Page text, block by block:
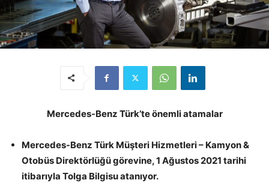
Mercedes-Benz Türk’te önemli atamalar
Mercedes-Benz Türk Müşteri Hizmetleri – Kamyon &
Otobüs Direktörlüğü görevine, 1 Ağustos 2021 tarihi
itibarıyla Tolga Bilgisu atanıyor.